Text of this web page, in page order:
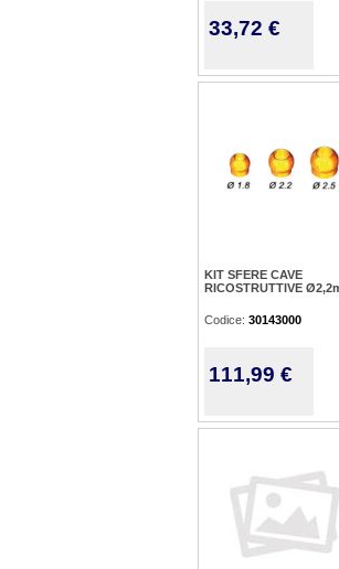
33,72 €
KIT SFERE CAVE
RICOSTRUTTIVE
Codice: 30143000
111,99 €